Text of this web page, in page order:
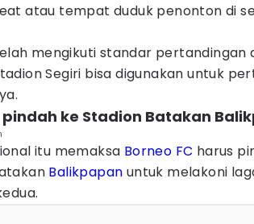
atau tempat duduk penonton di
mengikuti standar pertandingan
Segiri bisa digunakan untuk
pindah ke Stadion Batakan
itu memaksa Borneo FC harus
Balikpapan untuk melakoni